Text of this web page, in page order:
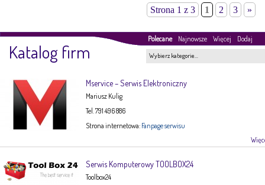
Strona 1 z 3 1 2 3 »
Polecane Najnowsze Więcej Dodaj
Katalog firm Wybierz kategorie…
Mservice – Serwis Elektroniczny
Mariusz Kulig
Tel. 791 496 886
Strona internetowa: Fanpage serwisu
Serwis Komputerowy TOOLBOX24
Toolbox24